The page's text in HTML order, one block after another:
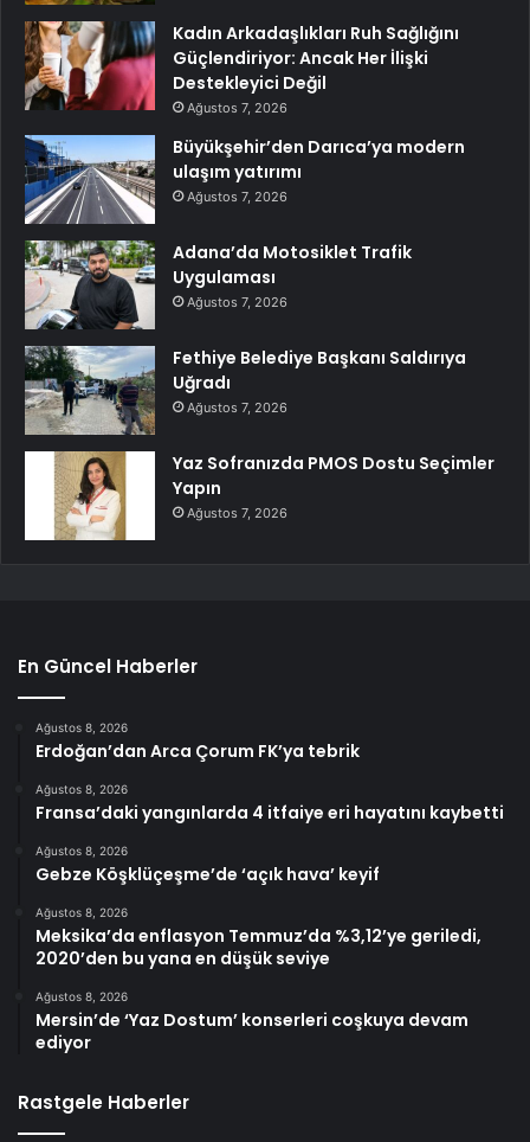
Kadın Arkadaşlıkları Ruh Sağlığını
Güçlendiriyor: Ancak Her İlişki
Destekleyici Değil
Ağustos 7, 2026
Büyükşehir’den Darıca’ya modern
ulaşım yatırımı
Ağustos 7, 2026
Adana’da Motosiklet Trafik
Uygulaması
Ağustos 7, 2026
Fethiye Belediye Başkanı Saldırıya
Uğradı
Ağustos 7, 2026
Yaz Sofranızda PMOS Dostu Seçimler
Yapın
Ağustos 7, 2026
En Güncel Haberler
Ağustos 8, 2026
Erdoğan’dan Arca Çorum FK’ya tebrik
Ağustos 8, 2026
Fransa’daki yangınlarda 4 itfaiye eri hayatını kaybetti
Ağustos 8, 2026
Gebze Köşklüçeşme’de ‘açık hava’ keyif
Ağustos 8, 2026
Meksika’da enflasyon Temmuz’da %3,12’ye geriledi,
2020’den bu yana en düşük seviye
Ağustos 8, 2026
Mersin’de ‘Yaz Dostum’ konserleri coşkuya devam
ediyor
Rastgele Haberler